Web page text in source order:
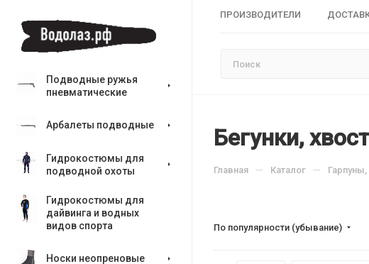
ПРОИЗВОДИТЕЛИ
Подводные ружья
пневматические
Арбалеты подводные
Гидрокостюмы для
подводной охоты
Гидрокостюмы для
дайвинга и водных
видов спорта
Носки неопреновые
Бегунки,
Главная — Каталог —
По популярности (убывание)